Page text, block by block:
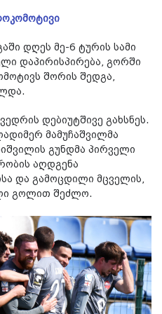
დღეს მე-6 ტურის სამი
დაპირისპირება, გორში
შორის შედგა,
დებიუტშივე გახსნეს.
მამუჩაშვილმა
გუნდმა პირველი
აღდგენა
და გამოცდილი მცველის,
გოლით შეძლო.